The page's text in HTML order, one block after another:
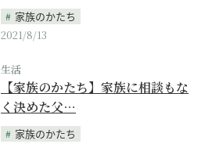
家族のかたち
2021/8/13
生活
【家族のかたち】家族に相談もな
く決めた父…
家族のかたち